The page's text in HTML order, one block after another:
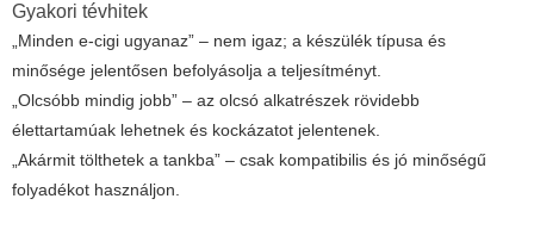
Gyakori tévhitek
„Minden e-cigi ugyanaz” – nem igaz; a készülék típusa és
minősége jelentősen befolyásolja a teljesítményt.
„Olcsóbb mindig jobb” – az olcsó alkatrészek rövidebb
élettartamúak lehetnek és kockázatot jelentenek.
„Akármit tölthetek a tankba” – csak kompatibilis és jó minőségű
folyadékot használjon.